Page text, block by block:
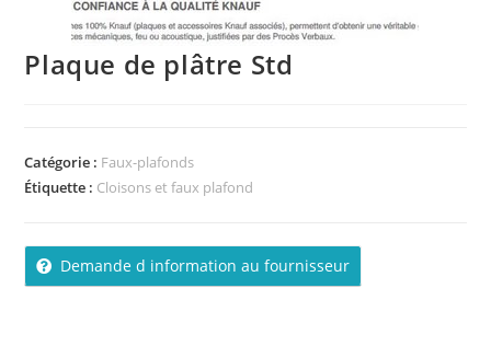
Plaque de plâtre Std
Catégorie : Faux-plafonds
Étiquette : Cloisons et faux plafond
Demande d information au fournisseur